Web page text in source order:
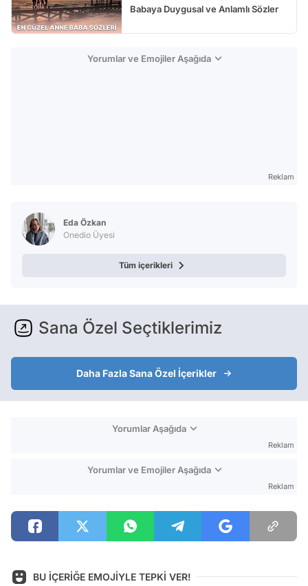
Babaya Duygusal ve Anlamlı Sözler
Yorumlar ve Emojiler Aşağıda
Reklam
Eda Özkan
Onedio Üyesi
Tüm içerikleri
Sana Özel Seçtiklerimiz
Daha Fazla Sana Özel İçerikler
Yorumlar Aşağıda
Reklam
Yorumlar ve Emojiler Aşağıda
Reklam
BU İÇERİĞE EMOJİYLE TEPKİ VER!